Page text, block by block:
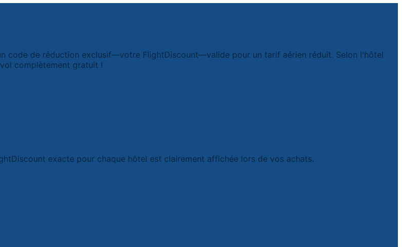
code de réduction exclusif—votre FlightDiscount—valide pour un tarif aérien réduit. Selon l'hôtel
complètement gratuit !
exacte pour chaque hôtel est clairement affichée lors de vos achats.